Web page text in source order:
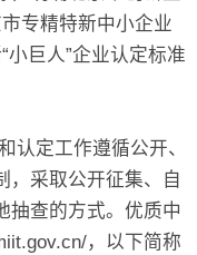
专精特新中小企业
巨人”企业认定标准
认定工作遵循公开、
，采取公开征集、自
抽查的方式。优质中
，以下简称